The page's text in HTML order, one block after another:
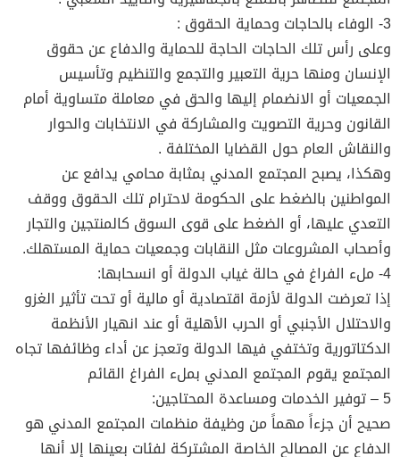
3- الوفاء بالحاجات وحماية الحقوق :
وعلى رأس تلك الحاجات الحاجة للحماية والدفاع عن حقوق
الإنسان ومنها حرية التعبير والتجمع والتنظيم وتأسيس
الجمعيات أو الانضمام إليها والحق في معاملة متساوية أمام
القانون وحرية التصويت والمشاركة في الانتخابات والحوار
والنقاش العام حول القضايا المختلفة .
وهكذا، يصبح المجتمع المدني بمثابة محامي يدافع عن
المواطنين بالضغط على الحكومة لاحترام تلك الحقوق ووقف
التعدي عليها، أو الضغط على قوى السوق كالمنتجين والتجار
وأصحاب المشروعات مثل النقابات وجمعيات حماية المستهلك.
4- ملء الفراغ في حالة غياب الدولة أو انسحابها:
إذا تعرضت الدولة لأزمة اقتصادية أو مالية أو تحت تأثير الغزو
والاحتلال الأجنبي أو الحرب الأهلية أو عند انهيار الأنظمة
الدكتاتورية وتختفي فيها الدولة وتعجز عن أداء وظائفها تجاه
المجتمع يقوم المجتمع المدني بملء الفراغ القائم
5 – توفير الخدمات ومساعدة المحتاجين:
صحيح أن جزءاً مهماً من وظيفة منظمات المجتمع المدني هو
الدفاع عن المصالح الخاصة المشتركة لفئات بعينها إلا أنها